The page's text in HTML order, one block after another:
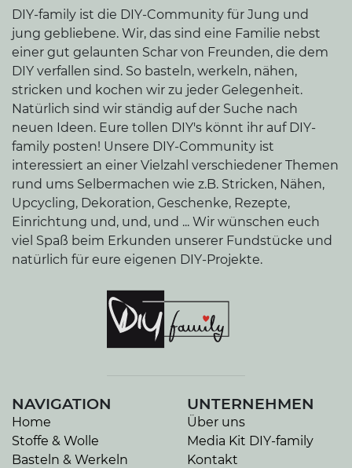
DIY-family ist die DIY-Community für Jung und
jung gebliebene. Wir, das sind eine Familie nebst
einer gut gelaunten Schar von Freunden, die dem
DIY verfallen sind. So basteln, werkeln, nähen,
stricken und kochen wir zu jeder Gelegenheit.
Natürlich sind wir ständig auf der Suche nach
neuen Ideen. Eure tollen DIY's könnt ihr auf DIY-
family posten! Unsere DIY-Community ist
interessiert an einer Vielzahl verschiedener Themen
rund ums Selbermachen wie z.B. Stricken, Nähen,
Upcycling, Dekoration, Geschenke, Rezepte,
Einrichtung und, und, und ... Wir wünschen euch
viel Spaß beim Erkunden unserer Fundstücke und
natürlich für eure eigenen DIY-Projekte.
NAVIGATION
Home
Stoffe & Wolle
Basteln & Werkeln
UNTERNEHMEN
Über uns
Media Kit DIY-family
Kontakt